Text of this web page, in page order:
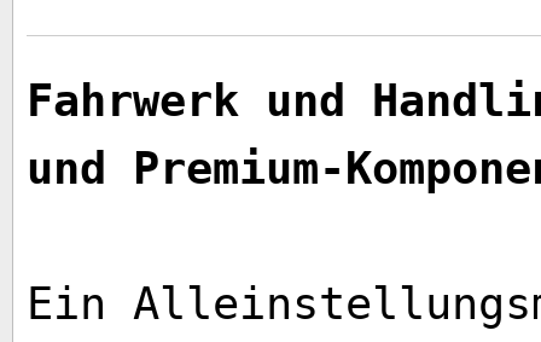
Fahrwerk und
und Premium-
Ein